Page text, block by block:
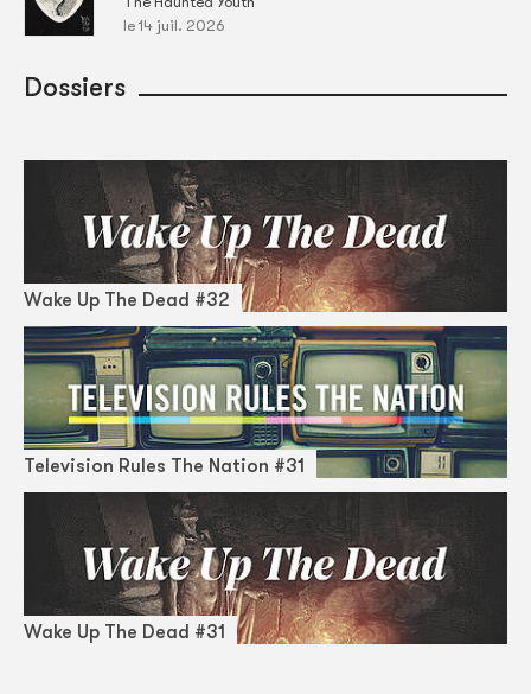
le 14 juil. 2026
Dossiers
Wake Up The Dead #32
Television Rules The Nation #31
Wake Up The Dead #31